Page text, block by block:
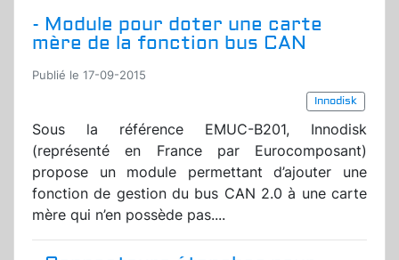
- Module pour doter une carte
mère de la fonction bus CAN
Publié le 17-09-2015
Innodisk
Sous la référence EMUC-B201, Innodisk
(représenté en France par Eurocomposant)
propose un module permettant d’ajouter une
fonction de gestion du bus CAN 2.0 à une carte
mère qui n’en possède pas....